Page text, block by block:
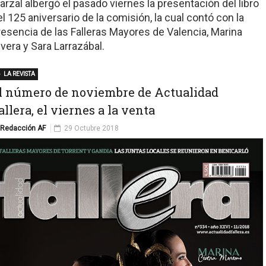
albergó el pasado viernes la presentación del libro
125 aniversario de la comisión, la cual contó con la
de las Falleras Mayores de Valencia, Marina
y Sara Larrazábal.
número de noviembre de Actualidad
el viernes a la venta
Redacción AF
LA REVISTA
29 Octubre 2018